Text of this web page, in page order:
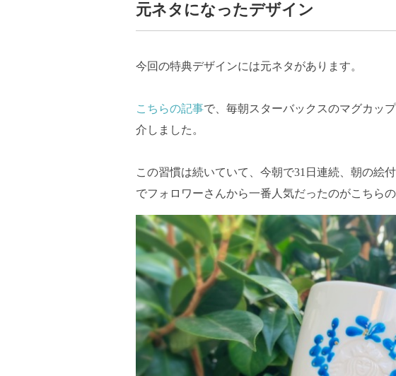
元ネタになったデザイン
今回の特典デザインには元ネタがあります。
こちらの記事で、毎朝スターバックスのマグカッ
介しました。
この習慣は続いていて、今朝で31日連続、朝の絵
でフォロワーさんから一番人気だったのがこちらの